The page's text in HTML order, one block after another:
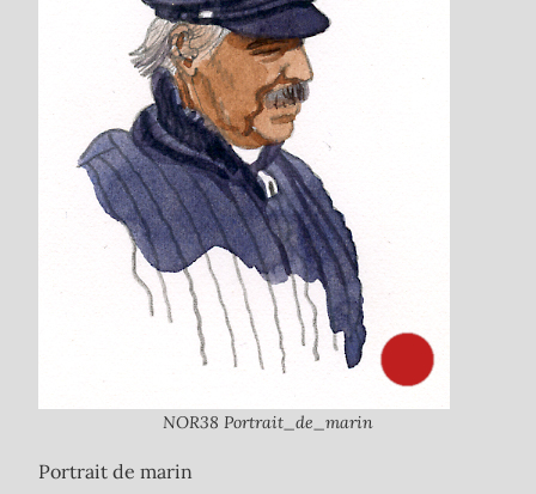
NOR38 Portrait_de_marin
Portrait de marin